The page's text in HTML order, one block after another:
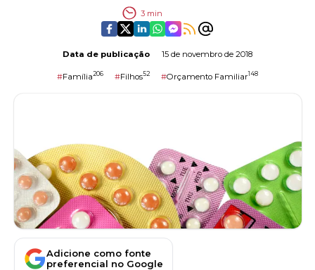
3 min
Data de publicação 15 de novembro de 2018
#Família206 #Filhos52 #Orçamento Familiar148
Adicione como fonte
preferencial no Google